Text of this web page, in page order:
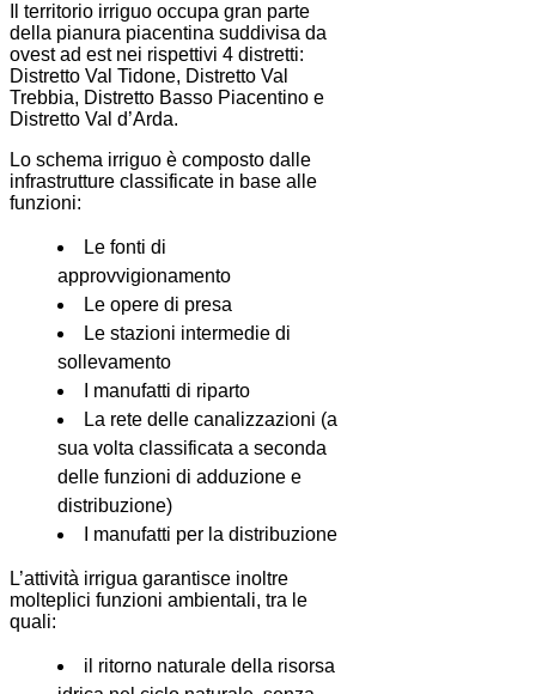
Il territorio irriguo occupa gran parte
della pianura piacentina suddivisa da
ovest ad est nei rispettivi 4 distretti:
Distretto Val Tidone, Distretto Val
Trebbia, Distretto Basso Piacentino e
Distretto Val d’Arda.
Lo schema irriguo è composto dalle
infrastrutture classificate in base alle
funzioni:
Le fonti di
approvvigionamento
Le opere di presa
Le stazioni intermedie di
sollevamento
I manufatti di riparto
La rete delle canalizzazioni (a
sua volta classificata a seconda
delle funzioni di adduzione e
distribuzione)
I manufatti per la distribuzione
L’attività irrigua garantisce inoltre
molteplici funzioni ambientali, tra le
quali:
il ritorno naturale della risorsa